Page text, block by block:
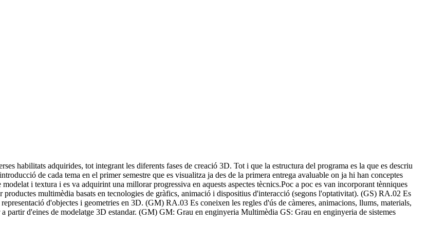
habilitats adquirides, tot integrant les diferents fases de creació 3D. Tot i que la estructura del programa es la que es descriu
de cada tema en el primer semestre que es visualitza ja des de la primera entrega avaluable on ja hi han conceptes
i textura i es va adquirint una millorar progressiva en aquests aspectes tècnics.Poc a poc es van incorporant tènniques
multimèdia basats en tecnologies de gràfics, animació i dispositius d'interacció (segons l'optativitat). (GS) RA.02 Es
d'objectes i geometries en 3D. (GM) RA.03 Es coneixen les regles d'ús de càmeres, animacions, llums, materials,
partir d'eines de modelatge 3D estandar. (GM) GM: Grau en enginyeria Multimèdia GS: Grau en enginyeria de sistemes